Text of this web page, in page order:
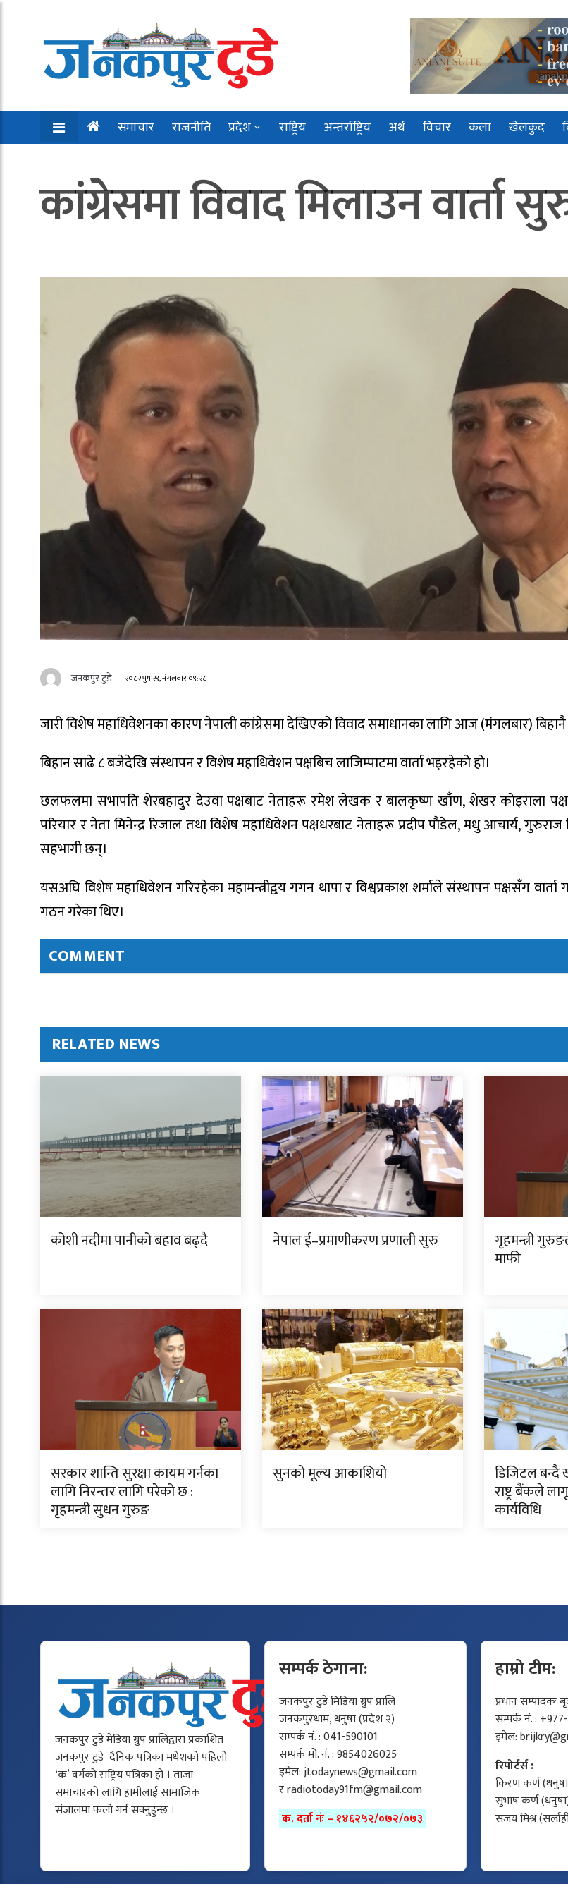
समाचार राजनीति प्रदेश राष्ट्रिय अन्तर्राष्ट्रिय अर्थ विचार कला खेलकुद
कांग्रेसमा विवाद मिलाउन वार्ता
जनकपुर टुडे २०८२ पुष २९, मंगलवार ०९:२८
जारी विशेष महाधिवेशनका कारण नेपाली कांग्रेसमा देखिएको विवाद समाधानका लागि आज (मंगलबार)
बिहान साढे ८ बजेदेखि संस्थापन र विशेष महाधिवेशन पक्षबिच लाजिम्पाटमा वार्ता भइरहेको हो।
छलफलमा सभापति शेरबहादुर देउवा पक्षबाट नेताहरू रमेश लेखक र बालकृष्ण खाँण, शेखर काेइराला
परियार र नेता मिनेन्द्र रिजाल तथा विशेष महाधिवेशन पक्षधरबाट नेताहरू प्रदीप पाैडेल, मधु आचार्य,
सहभागी छन्।
यसअघि विशेष महाधिवेशन गरिरहेका महामन्त्रीद्वय गगन थापा र विश्वप्रकाश शर्माले संस्थापन पक्षसँग वार्ता
गठन गरेका थिए।
COMMENT
RELATED NEWS
कोशी नदीमा पानीको बहाव बढ्दै नेपाल ई–प्रमाणीकरण प्रणाली सुरु गृहमन्त्री
माफी
सरकार शान्ति सुरक्षा कायम गर्नका
लागि निरन्तर लागि परेको छ :
गृहमन्त्री सुधन गुरुङ
सुनको मूल्य आकाशियो डिजिटल बन्दै
राष्ट्र बैंकले
कार्यविधि
जनकपुर टुडे मेडिया ग्रुप प्रालिद्वारा प्रकाशित
जनकपुर टुडे दैनिक पत्रिका मधेशको पहिलो
‘क’ वर्गको राष्ट्रिय पत्रिका हो । ताजा
समाचारको लागि हामीलाई सामाजिक
संजालमा फलो गर्न सक्नुहुन्छ ।
सम्पर्क ठेगाना:
जनकपुर टुडे मिडिया ग्रुप प्रालि
जनकपुरधाम, धनुषा (प्रदेश २)
सम्पर्क नं. : 041-590101
सम्पर्क मो. नं. : 9854026025
इमेल:jtodaynews@gmail.com
रradiotoday91fm@gmail.com
क. दर्ता नंः – १४६२५२/०७२/०७३
हाम्रो टीम:
प्रधान सम्पादकः
सम्पर्क नं. :
इमेल:
रिपोर्टर्स :
किरण कर्ण
सुभाष कर्ण
संजय मिश्र